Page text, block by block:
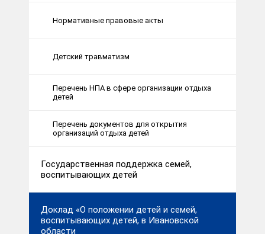
Нормативные правовые акты
Детский травматизм
Перечень НПА в сфере организации отдыха
детей
Перечень документов для открытия
организаций отдыха детей
Государственная поддержка семей,
воспитывающих детей
Доклад «О положении детей и семей,
воспитывающих детей, в Ивановской
области